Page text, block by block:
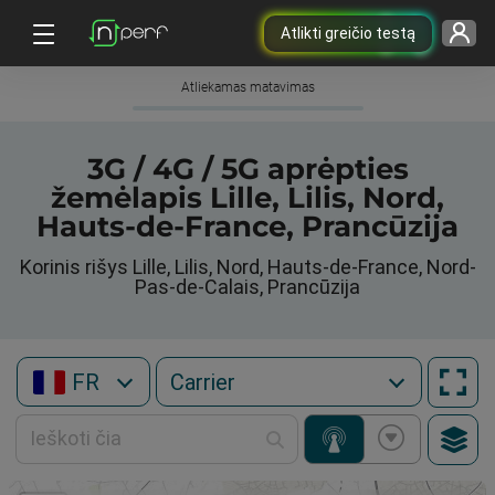
Atlikti greičio testą
Atliekamas matavimas
3G / 4G / 5G aprėpties
žemėlapis Lille, Lilis, Nord,
Hauts-de-France, Prancūzija
Korinis rišys Lille, Lilis, Nord, Hauts-de-France, Nord-
Pas-de-Calais, Prancūzija
FR